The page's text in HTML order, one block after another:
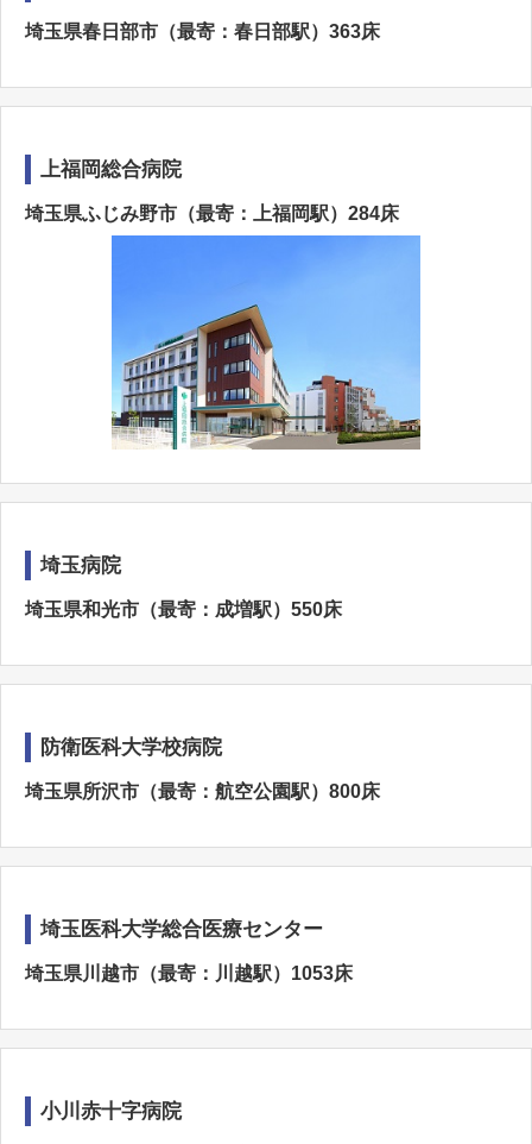
埼玉県春日部市（最寄：春日部駅）363床
上福岡総合病院
埼玉県ふじみ野市（最寄：上福岡駅）284床
埼玉病院
埼玉県和光市（最寄：成増駅）550床
防衛医科大学校病院
埼玉県所沢市（最寄：航空公園駅）800床
埼玉医科大学総合医療センター
埼玉県川越市（最寄：川越駅）1053床
小川赤十字病院